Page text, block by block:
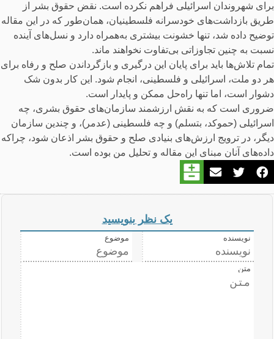
برای شهروندان اسرائیلی فراهم نکرده است. نقض حقوق بشر از
طریق بازداشت‌های خودسرانه فلسطینیان، همان‌طور که در این مقاله
توضیح داده شد، تنها خشونت بیشتری به‌همراه دارد و نسل‌های آینده
نسبت به چنین تجاوزاتی بی‌تفاوت نخواهند ماند.
تمام تلاش‌ها باید برای پایان این درگیری و بازگرداندن صلح و رفاه برای
هر دو ملت، اسرائیلی و فلسطینی، انجام شود. این کار بدون شک
دشوار است، اما تنها راه‌حل ممکن و پایدار است.
ضروری است که به نقش ارزشمند سازمان‌های حقوق بشری، چه
اسرائیلی (حموکد، بتسلم) و چه فلسطینی (عدمر)، و چندین سازمان
دیگر، در ترویج ارزش‌های بنیادی صلح و حقوق بشر اذعان شود، چراکه
داده‌های آنان مبنای این مقاله و تحلیل من بوده است.
یک نظر بنویسید
نویسنده موضوع
متن